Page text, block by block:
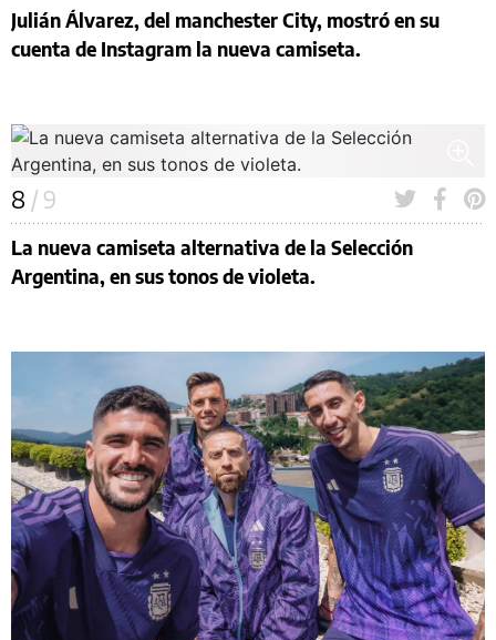
Julián Álvarez, del manchester City, mostró en su
cuenta de Instagram la nueva camiseta.
8 / 9
La nueva camiseta alternativa de la Selección
Argentina, en sus tonos de violeta.